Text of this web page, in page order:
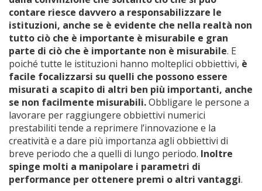
contare riesce davvero a responsabilizzare le
istituzioni, anche se è evidente che nella realtà non
tutto ciò che è importante è misurabile e gran
parte di ciò che è importante non è misurabile. E
poiché tutte le istituzioni hanno molteplici obbiettivi, è
facile focalizzarsi su quelli che possono essere
misurati a scapito di altri ben più importanti, anche
se non facilmente misurabili.Obbligare le persone a
lavorare per raggiungere obbiettivi numerici
prestabiliti tende a reprimere l’innovazione e la
creatività e a dare più importanza agli obbiettivi di
breve periodo che a quelli di lungo periodo. Inoltre
spinge molti a manipolare i parametri di
performance per ottenere premi o altri vantaggi.